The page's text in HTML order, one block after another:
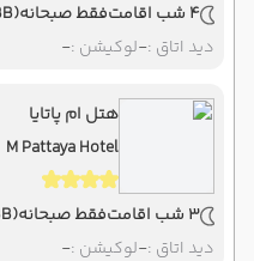
4 شب اقامت فقط صبحانه(BB)
دید اتاق :-لوکیشن :-
هتل ام پاتایا
M Pattaya Hotel
3 شب اقامت فقط صبحانه(BB)
دید اتاق :-لوکیشن :-